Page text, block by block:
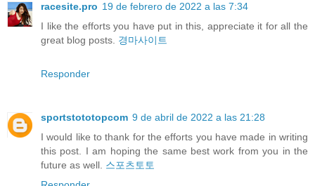
racesite.pro 19 de febrero de 2022 a las 7:34
I like the efforts you have put in this, appreciate it for all the
great blog posts. 경마사이트
Responder
sportstototopcom 9 de abril de 2022 a las 21:28
I would like to thank for the efforts you have made in writing
this post. I am hoping the same best work from you in the
future as well. 스포츠토토